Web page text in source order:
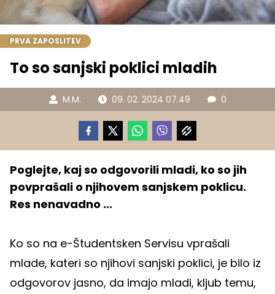
PRVA ZAPOSLITEV
To so sanjski poklici mladih
M.M. 09. 02. 2024 07.49 0
Poglejte, kaj so odgovorili mladi, ko so jih
povprašali o njihovem sanjskem poklicu.
Res nenavadno ...
Ko so na e-Študentsken Servisu vprašali
mlade, kateri so njihovi sanjski poklici, je bilo iz
odgovorov jasno, da imajo mladi, kljub temu,